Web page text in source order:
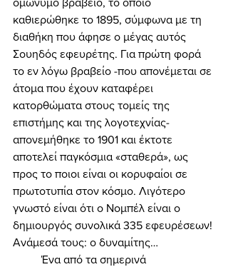
ομώνυμο βραβείο, το οποίο
καθιερώθηκε το 1895, σύμφωνα με τη
διαθήκη που άφησε ο μέγας αυτός
Σουηδός εφευρέτης. Για πρώτη φορά
το εν λόγω βραβείο -που απονέμεται σε
άτομα που έχουν καταφέρει
κατορθώματα στους τομείς της
επιστήμης και της λογοτεχνίας-
απονεμήθηκε το 1901 και έκτοτε
αποτελεί παγκόσμια «σταθερά», ως
προς το ποιοι είναι οι κορυφαίοι σε
πρωτοτυπία στον κόσμο. Λιγότερο
γνωστό είναι ότι ο Νομπέλ είναι ο
δημιουργός συνολικά 335 εφευρέσεων!
Ανάμεσά τους: ο δυναμίτης…
	Ένα από τα σημερινά